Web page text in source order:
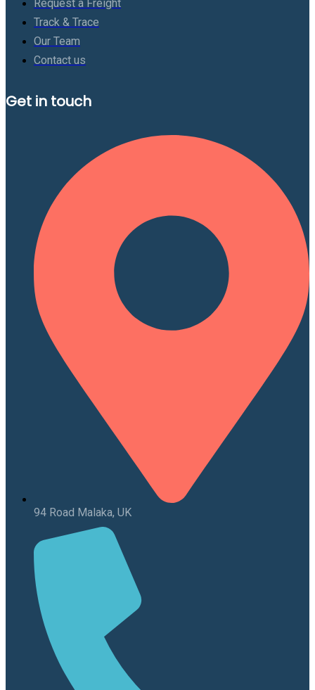
Request a Freight
Track & Trace
Our Team
Contact us
Get in touch
94 Road Malaka, UK